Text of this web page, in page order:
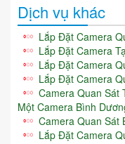
Dịch vụ khác
Lắp Đặt Camera
Lắp Đặt Camera
Lắp Đặt Camera
Lắp Đặt Camera
Camera Quan Sát
Một Camera Bình
Camera Quan Sát
Lắp Đặt Camera